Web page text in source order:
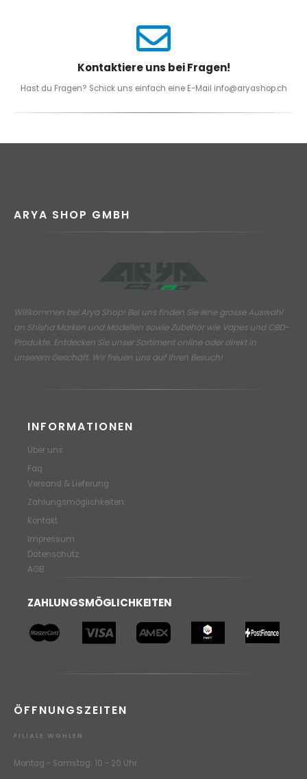
Kontaktiere uns bei Fragen!
Hast du Fragen? Schick uns einfach eine E-Mail info@aryashop.ch
ARYA SHOP GMBH
Willkommen bei Arya Shop! Bei uns finden Sie eine grosse Auswahl
an Shisha Marken und Modellen sowie Zubehör wie Vapes und CBD-
Produkte. Entdecken Sie unser Sortiment online oder direkt in
unserem Geschäft. Wir freuen uns auf Ihren Besuch!
INFORMATIONEN
Über uns
Faq
Versand & Lieferung
Zahlungsmöglichkeiten
Kontakt
Impressum
Datenschutz
AGB
ZAHLUNGSMÖGLICHKEITEN
ÖFFNUNGSZEITEN
FILIALE WOHLEN
Montag - Samstag: 10 - 20 Uhr